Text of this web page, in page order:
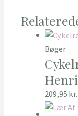
Bøger
209,95 kr.